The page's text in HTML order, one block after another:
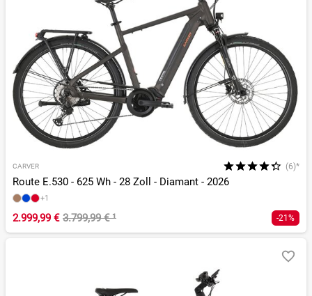
CARVER (6)*
Route E.530 - 625 Wh - 28 Zoll - Diamant - 2026
+1
2.999,99 € 3.799,99 €¹ -21%